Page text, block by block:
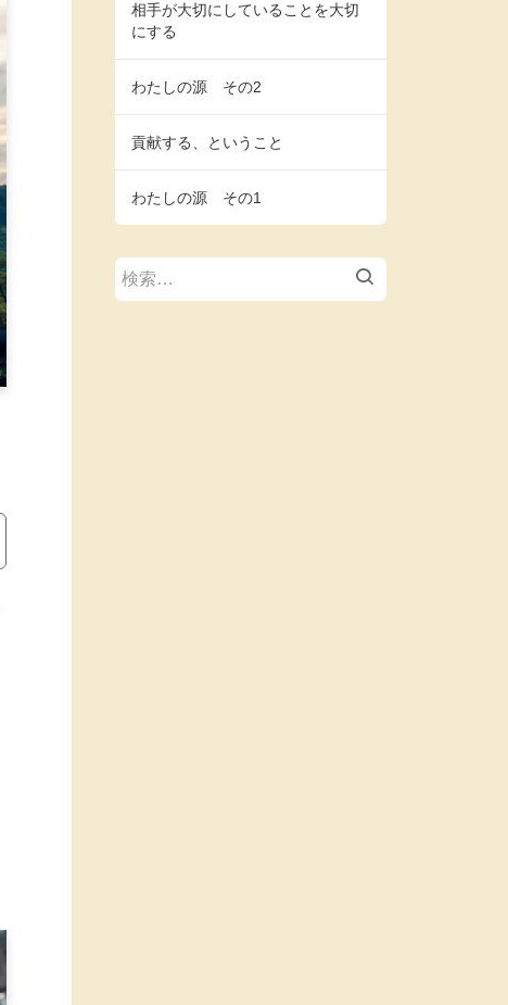
相手が大切にしていることを大切
にする
わたしの源 その2
貢献する、ということ
わたしの源 その1
検
索: